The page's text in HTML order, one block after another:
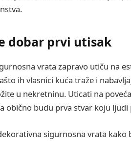
dobar prvi utisak
vrata zapravo utiču na
ih vlasnici kuća traže i
u nekretninu. Uticati na
obično budu prva stvar koju
sigurnosna vrata